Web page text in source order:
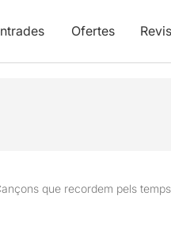
Ofertes
que recordem pels